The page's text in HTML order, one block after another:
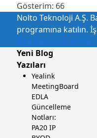
Gösterim: 66
Nolto Teknoloji A.Ş.
programına katılın.
Bayi Başvuru Formu
Yeni Blog
Yazıları
Yealink
MeetingBoard
EDLA
Güncelleme
Notları:
PA20 IP